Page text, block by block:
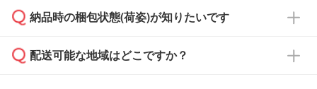
ご希望の際は担当スタッフまでお気軽にご相談
ください。
ご入金確認後、1～2営業日で出荷いたしま
い。
応が可能かご案内いたします。
ご入金確認後に在庫を確保し、注文確定のご連
はできかねますので予めご了承ください。
納品時の梱包状態(荷姿)が知りたいです
商品によって異なります。各ページにある商品
配送可能な地域はどこですか？